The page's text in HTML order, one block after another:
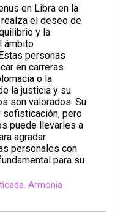
en Libra en la
el deseo de
y la
ámbito
personas
en carreras
o la
la justicia y su
son valorados. Su
sofisticación, pero
puede llevarles a
agradar.
personales con
para su
Armonía